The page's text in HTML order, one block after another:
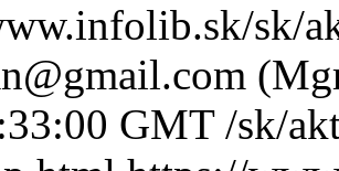
sk/
GMT /sk/